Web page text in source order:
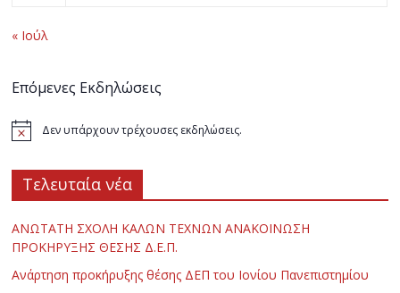
« Ιούλ
Επόμενες Εκδηλώσεις
Δεν υπάρχουν τρέχουσες εκδηλώσεις.
Τελευταία νέα
ΑΝΩΤΑΤΗ ΣΧΟΛΗ ΚΑΛΩΝ ΤΕΧΝΩΝ ΑΝΑΚΟΙΝΩΣΗ
ΠΡΟΚΗΡΥΞΗΣ ΘΕΣΗΣ Δ.Ε.Π.
Ανάρτηση προκήρυξης θέσης ΔΕΠ του Ιονίου Πανεπιστημίου